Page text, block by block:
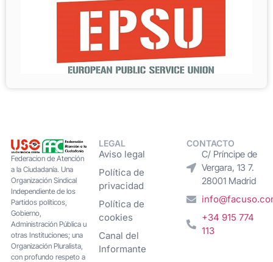
Federacion de Atención
a la Ciudadanía. Una
Organización Sindical
Independiente de los
Partidos políticos,
Gobierno,
Administración Pública u
otras Instituciones; una
Organización Pluralista,
con profundo respeto a
LEGAL
Aviso legal
Política de
privacidad
Política de
cookies
Canal del
Informante
CONTACTO
C/ Príncipe de
Vergara, 13 7.
28001 Madrid
+34 915 774
113